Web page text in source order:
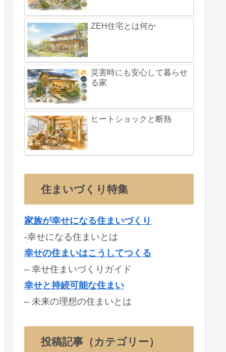
ZEH住宅とは何か
災害時にも安心して暮らせ
る家
ヒートショックと断熱
住まいづくり特集
家族が幸せになる住まいづくり
-幸せになる住まいとは
幸せの住まいはこうしてつくる
– 幸せ住まいづくりガイド
幸せと持続可能な住まい
– 未来の理想の住まいとは
投稿記事（カテゴリー）